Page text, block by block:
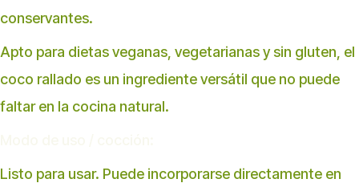
conservantes.
Apto para dietas veganas, vegetarianas y sin gluten, el
coco rallado es un ingrediente versátil que no puede
faltar en la cocina natural.
Listo para usar. Puede incorporarse directamente en